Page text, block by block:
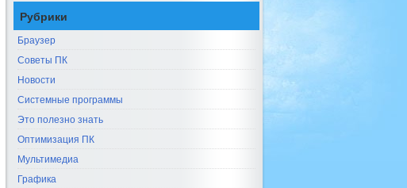
Рубрики
Браузер
Советы ПК
Новости
Системные программы
Это полезно знать
Оптимизация ПК
Мультимедиа
Графика